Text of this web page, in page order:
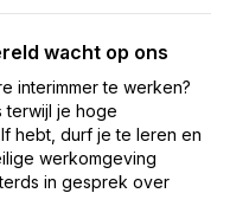
wacht op ons
interimmer te werken?
terwijl je hoge
hebt, durf je te leren en
werkomgeving
in gesprek over